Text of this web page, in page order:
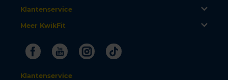
Klantenservice
Meer KwikFit
FacebookYoutubeInstagram
Tiktok
Klantenservice